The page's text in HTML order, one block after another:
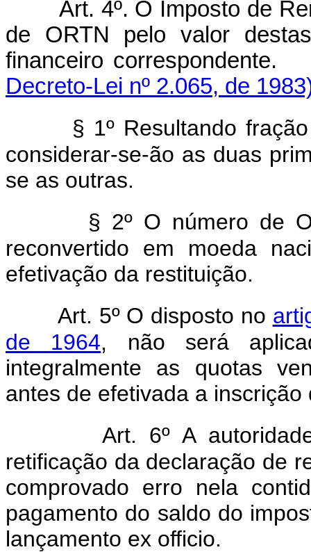
Art. 4º. O Imposto de
de ORTN pelo valor
financeiro
Decreto-Lei nº 2.065, de
§ 1º Resultando
considerar-se-ão as duas
se as outras.
§ 2º O número de
reconvertido em moeda
efetivação da restituição.
Art. 5º O disposto no
de 1964, não será
integralmente as quotas
antes de efetivada a
Art. 6º A
retificação da declaração de
comprovado erro nela
pagamento do saldo do
lançamento ex officio.